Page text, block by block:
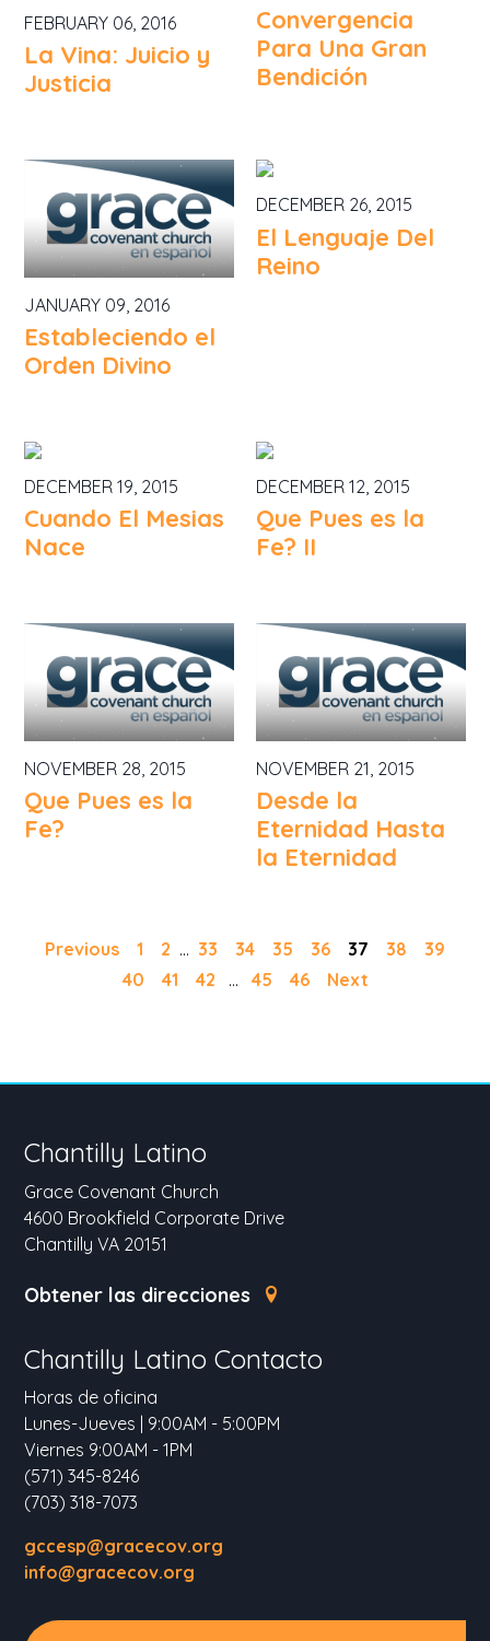
FEBRUARY 06, 2016
La Vina: Juicio y
Justicia
Convergencia
Para Una Gran
Bendición
JANUARY 09, 2016
Estableciendo el
Orden Divino
DECEMBER 26, 2015
El Lenguaje Del
Reino
DECEMBER 19, 2015
Cuando El Mesias
Nace
DECEMBER 12, 2015
Que Pues es la
Fe? II
NOVEMBER 28, 2015
Que Pues es la
Fe?
NOVEMBER 21, 2015
Desde la
Eternidad Hasta
la Eternidad
Previous 1 2 ... 33 34 35 36 37 38
39
40
41 42 ... 45 46 Next
Chantilly Latino
Grace Covenant Church
4600 Brookfield Corporate Drive
Chantilly VA 20151
Obtener las direcciones
Chantilly Latino Contacto
Horas de oficina
Lunes-Jueves | 9:00AM - 5:00PM
Viernes 9:00AM - 1PM
(571) 345-8246
(703) 318-7073
gccesp@gracecov.org
info@gracecov.org